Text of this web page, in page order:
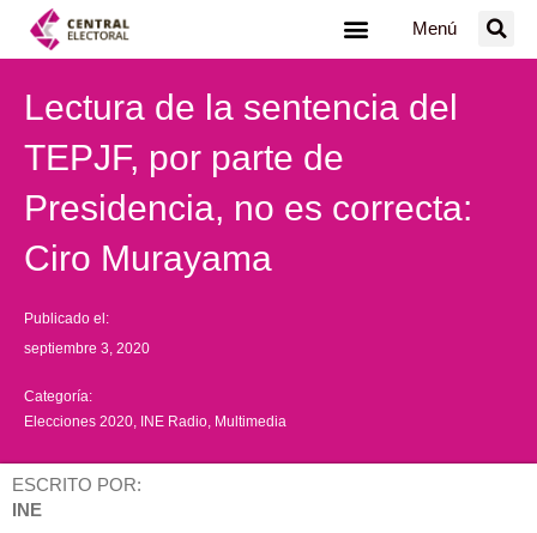
Menú
Lectura de la sentencia del
TEPJF, por parte de
Presidencia, no es correcta:
Ciro Murayama
Publicado el:
septiembre 3, 2020
Categoría:
Elecciones 2020 INE Radio Multimedia
ESCRITO POR:
INE